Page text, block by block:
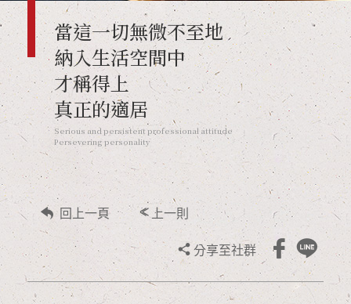
當這一切無微不至地
納入生活空間中
才稱得上
真正的適居
Serious and persistent professional attitude
Persevering personality
回上一頁 << 上一則
分享至社群